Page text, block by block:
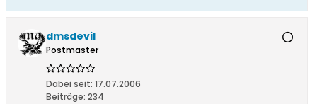
dmsdevil
Postmaster
Dabei seit: 17.07.2006
Beiträge: 234